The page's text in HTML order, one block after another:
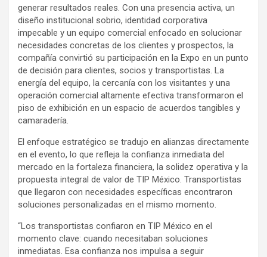
generar resultados reales. Con una presencia activa, un
diseño institucional sobrio, identidad corporativa
impecable y un equipo comercial enfocado en solucionar
necesidades concretas de los clientes y prospectos, la
compañía convirtió su participación en la Expo en un punto
de decisión para clientes, socios y transportistas. La
energía del equipo, la cercanía con los visitantes y una
operación comercial altamente efectiva transformaron el
piso de exhibición en un espacio de acuerdos tangibles y
camaradería.
El enfoque estratégico se tradujo en alianzas directamente
en el evento, lo que refleja la confianza inmediata del
mercado en la fortaleza financiera, la solidez operativa y la
propuesta integral de valor de TIP México. Transportistas
que llegaron con necesidades específicas encontraron
soluciones personalizadas en el mismo momento.
“Los transportistas confiaron en TIP México en el
momento clave: cuando necesitaban soluciones
inmediatas. Esa confianza nos impulsa a seguir